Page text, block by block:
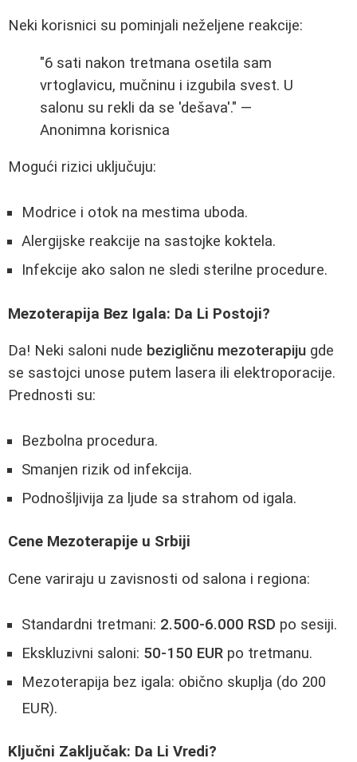
Neki korisnici su pominjali neželjene reakcije:
"6 sati nakon tretmana osetila sam
vrtoglavicu, mučninu i izgubila svest. U
salonu su rekli da se 'dešava'." —
Anonimna korisnica
Mogući rizici uključuju:
Modrice i otok na mestima uboda.
Alergijske reakcije na sastojke koktela.
Infekcije ako salon ne sledi sterilne procedure.
Mezoterapija Bez Igala: Da Li Postoji?
Da! Neki saloni nude bezigličnu mezoterapiju gde
se sastojci unose putem lasera ili elektroporacije.
Prednosti su:
Bezbolna procedura.
Smanjen rizik od infekcija.
Podnošljivija za ljude sa strahom od igala.
Cene Mezoterapije u Srbiji
Cene variraju u zavisnosti od salona i regiona:
Standardni tretmani: 2.500-6.000 RSD po sesiji.
Ekskluzivni saloni: 50-150 EUR po tretmanu.
Mezoterapija bez igala: obično skuplja (do 200
EUR).
Ključni Zaključak: Da Li Vredi?